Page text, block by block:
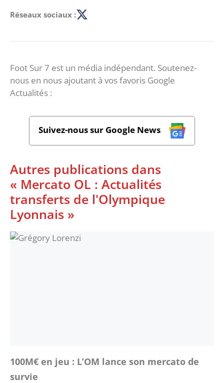
Réseaux sociaux :
Foot Sur 7 est un média indépendant. Soutenez-
nous en nous ajoutant à vos favoris Google
Actualités :
Suivez-nous sur Google News
Autres publications dans
« Mercato OL : Actualités
transferts de l'Olympique
Lyonnais »
100M€ en jeu : L’OM lance son mercato de
survie